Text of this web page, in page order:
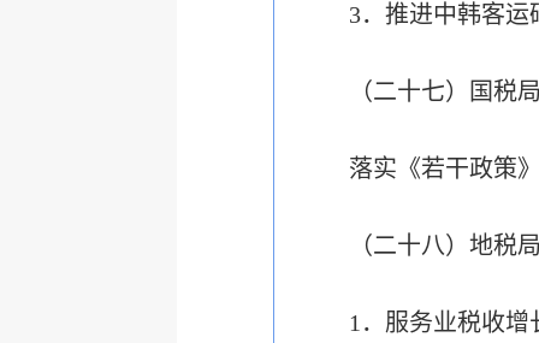
3．推进中韩客运
（二十七）国税
落实《若干政策
（二十八）地税
1．服务业税收增